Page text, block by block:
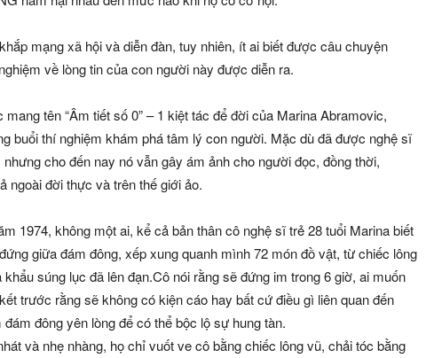
mạng xã hội và diễn đàn, tuy nhiên, ít ai biết được câu chuyện
về lòng tin của con người này được diễn ra.
tên “Âm tiết số 0” – 1 kiệt tác để đời của Marina Abramovic,
buổi thí nghiệm khám phá tâm lý con người. Mặc dù đã được nghệ sĩ
cho đến nay nó vẫn gây ám ảnh cho người đọc, đồng thời,
ngoài đời thực và trên thế giới ảo.
1974, không một ai, kể cả bản thân cô nghệ sĩ trẻ 28 tuổi Marina biết
giữa đám đông, xếp xung quanh mình 72 món đồ vật, từ chiếc lông
súng lục đã lên đạn.Cô nói rằng sẽ đứng im trong 6 giờ, ai muốn
trước rằng sẽ không có kiện cáo hay bất cứ điều gì liên quan đến
đông yên lòng để có thể bộc lộ sự hung tàn.
và nhẹ nhàng, họ chỉ vuốt ve cô bằng chiếc lông vũ, chải tóc bằng